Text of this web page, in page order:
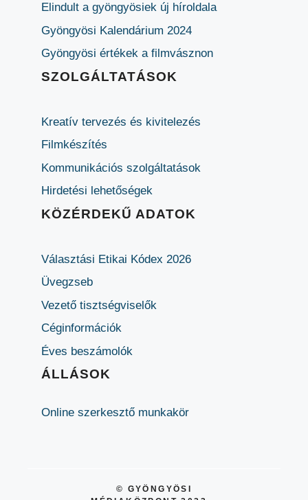
Elindult a gyöngyösiek új híroldala
Gyöngyösi Kalendárium 2024
Gyöngyösi értékek a filmvásznon
SZOLGÁLTATÁSOK
Kreatív tervezés és kivitelezés
Filmkészítés
Kommunikációs szolgáltatások
Hirdetési lehetőségek
KÖZÉRDEKŰ ADATOK
Választási Etikai Kódex 2026
Üvegzseb
Vezető tisztségviselők
Céginformációk
Éves beszámolók
ÁLLÁSOK
Online szerkesztő munkakör
© GYÖNGYÖSI